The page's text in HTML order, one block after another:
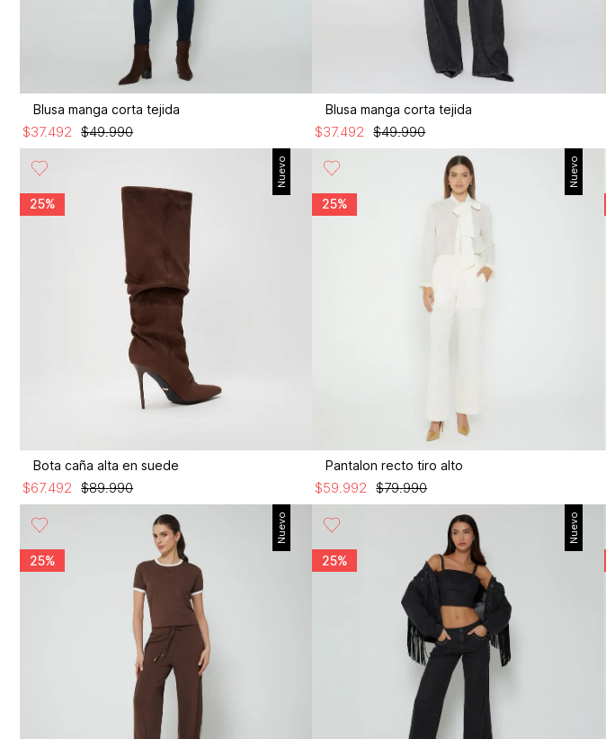
Blusa manga corta tejida
$49.990
$37.492
Blusa manga corta tejida
$49.990
$37.492
Nuevo
25%
Bota caña alta en suede
$89.990
$67.492
Nuevo
25%
Pantalon recto tiro alto
$79.990
$59.992
Nuevo
25%
Nuevo
25%